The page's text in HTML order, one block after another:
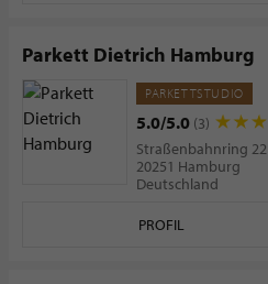
Parkett Dietrich Hamburg
PARKETTSTUDIO
5.0/5.0 (3)
Straßenbahnring 22
20251 Hamburg
Deutschland
PROFIL